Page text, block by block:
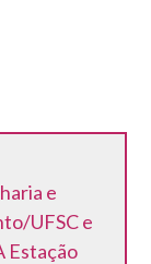
e
UFSC e
Estação